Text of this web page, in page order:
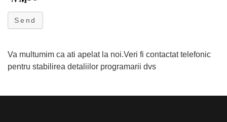
Send
Va multumim ca ati apelat la noi.Veri fi contactat telefonic
pentru stabilirea detaliilor programarii dvs